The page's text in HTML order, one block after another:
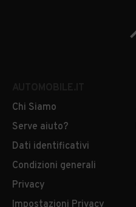
Chi Siamo
Serve aiuto?
Dati identificativi
Condizioni generali
Privacy
Impostazioni Privacy